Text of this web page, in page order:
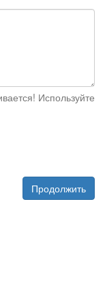
Используйте
Продолжить